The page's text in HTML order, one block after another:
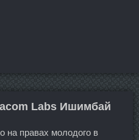
Labs Ишимбай
на правах молодого в